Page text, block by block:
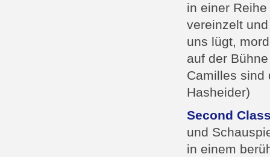
in einer
vereinzelt
uns lügt,
auf der
Camilles sind
Hasheider)
Second
und
in einem